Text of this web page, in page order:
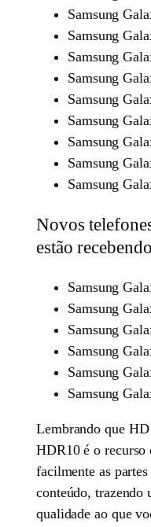
Samsung
Samsung
Samsung
Samsung
Samsung
Samsung
Samsung
Samsung
Samsung
Novos
estão
Samsung
Samsung
Samsung
Samsung
Samsung
Samsung
Lembrando que
HDR10 é o recurso
facilmente as
conteúdo, trazendo
qualidade ao que